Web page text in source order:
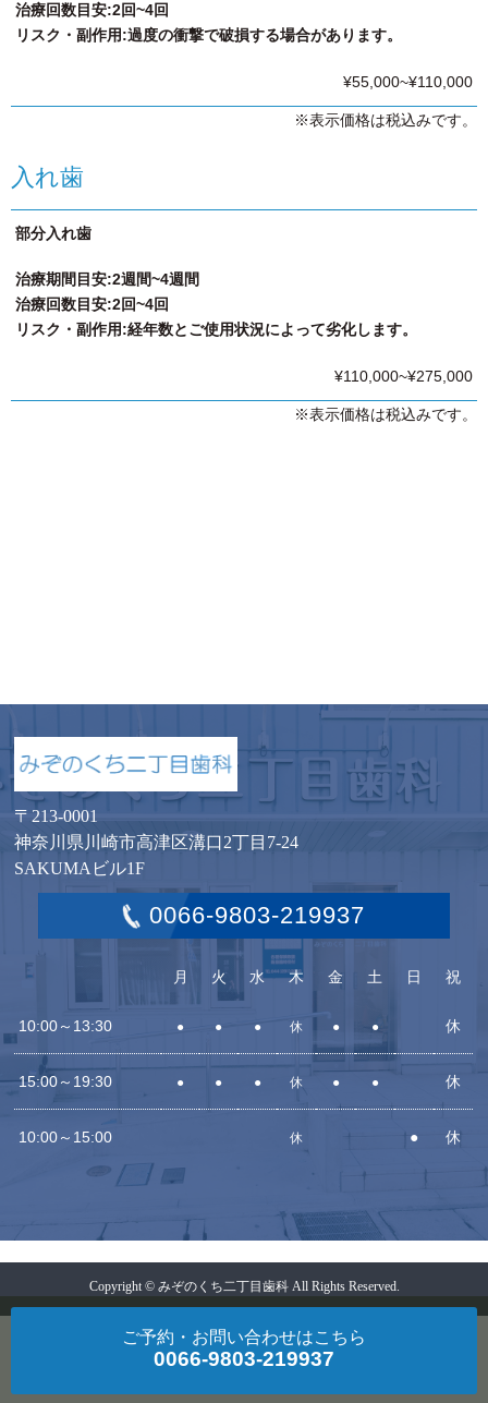
治療回数目安:2回~4回
リスク・副作用:過度の衝撃で破損する場合があります。
¥55,000~¥110,000
※表示価格は税込みです。
入れ歯
部分入れ歯
治療期間目安:2週間~4週間
治療回数目安:2回~4回
リスク・副作用:経年数とご使用状況によって劣化します。
¥110,000~¥275,000
※表示価格は税込みです。
ご予約・お問い合わせはこちら
0066-9803-219937
〒213-0001
神奈川県川崎市高津区溝口2丁目7-24
SAKUMAビル1F
0066-9803-219937
月 火 水 木 金 土 日 祝
10:00～13:30 ● ● ● 休 ● ● 休
15:00～19:30 ● ● ● 休 ● ● 休
10:00～15:00 休 ● 休
Copyright © みぞのくち二丁目歯科 All Rights Reserved.